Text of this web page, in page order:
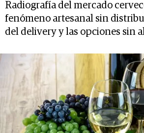
Radiografía del mercado
fenómeno artesanal sin
del delivery y las opciones sin